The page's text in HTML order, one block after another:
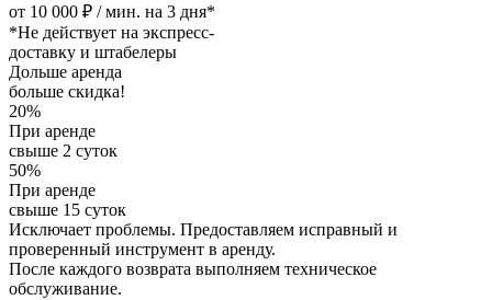
от 10 000 ₽ / мин. на 3 дня*
*Не действует на экспресс-
доставку и штабелеры
Дольше аренда
больше скидка!
20%
При аренде
свыше 2 суток
50%
При аренде
свыше 15 суток
Исключает проблемы. Предоставляем исправный и
проверенный инструмент в аренду.
После каждого возврата выполняем техническое
обслуживание.